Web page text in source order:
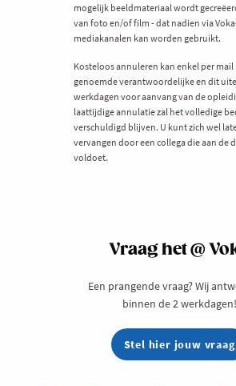
mogelijk beeldmateriaal wordt
van foto en/of film - dat nadien via
mediakanalen kan worden gebruikt.
Kosteloos annuleren kan enkel per mail
genoemde verantwoordelijke en dit
werkdagen voor aanvang van de
laattijdige annulatie zal het volledige
verschuldigd blijven. U kunt zich wel
vervangen door een collega die aan de
voldoet.
Vraag het @
Een prangende vraag? Wij
binnen de 2 werkdagen!
Stel hier jouw vraag